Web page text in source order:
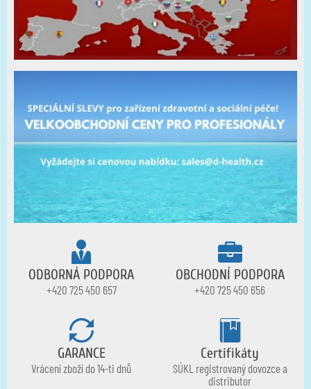
ODBORNÁ PODPORA
+420 725 450 657
OBCHODNÍ PODPORA
+420 725 450 656
GARANCE
Vrácení zboží do 14-ti dnů
Certifikáty
SÚKL registrovaný dovozce a
distributor